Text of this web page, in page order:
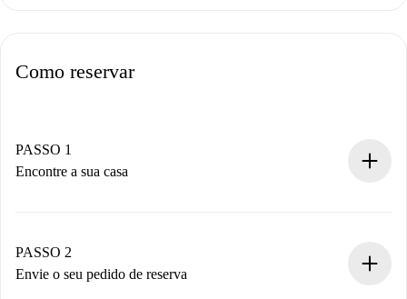
Como reservar
PASSO 1
Encontre a sua casa
Você tem todas as informações necessárias
antecipadamente.
PASSO 2
Envie o seu pedido de reserva